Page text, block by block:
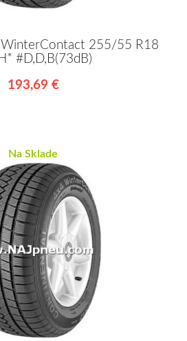
255/55 R18
#D,D,B(73dB)
193,69 €
Na Sklade